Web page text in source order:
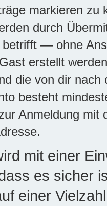
markieren zu
durch
betrifft — ohne
erstellt
die von dir
besteht
Anmeldung mit
mit einer
es sicher
einer